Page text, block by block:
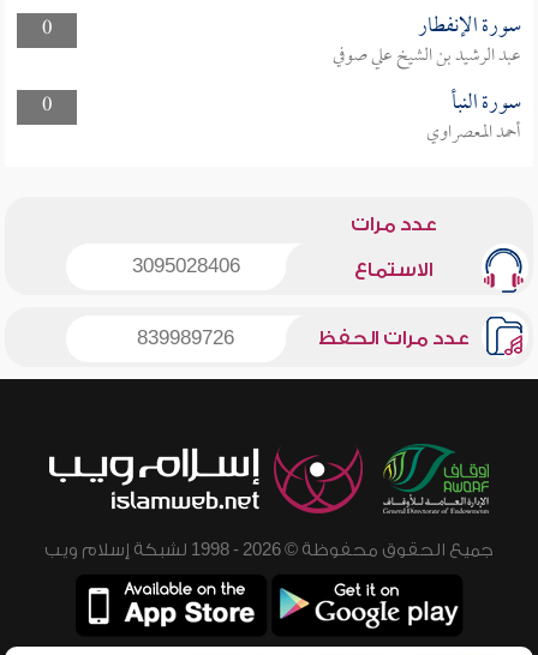
0
سورة الإنفطار
عبد الرشيد بن الشيخ علي صوفي
0
سورة النبأ
أحمد المعصراوي
عدد مرات
الاستماع 3095028406
عدد مرات الحفظ 839989726
جميع الحقوق محفوظة © 2026 - 1998 لشبكة إسلام ويب